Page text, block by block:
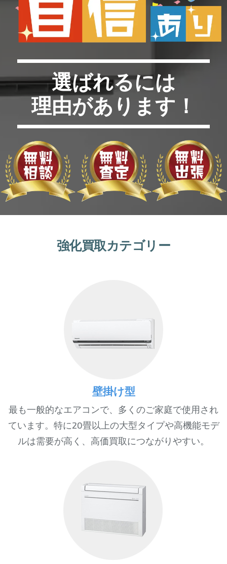
選ばれるには
理由があります！
強化買取カテゴリー
壁掛け型
最も一般的なエアコンで、多くのご家庭で使用され
ています。特に20畳以上の大型タイプや高機能モデ
ルは需要が高く、高価買取につながりやすい。